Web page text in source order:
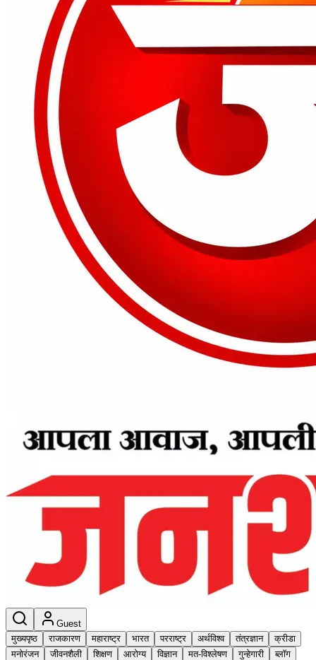
Guest
मुख्यपृष्ठ
राजकारण महाराष्ट्र भारत परराष्ट्र अर्थविश्व तंत्रज्ञान
क्रीडा
मनोरंजन
जीवनशैली शिक्षण आरोग्य विज्ञान मत-विश्लेषण गुन्हेगारी ब्लॉग